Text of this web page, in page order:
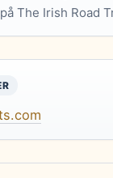
The Irish Road